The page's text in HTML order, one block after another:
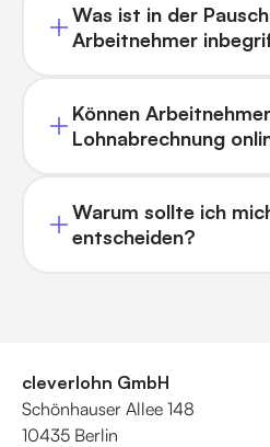
Was ist in der
Arbeitnehmer
Können
Lohnabrechnung
Warum sollte ich
entscheiden?
cleverlohn GmbH
Schönhauser Allee 148
10435 Berlin